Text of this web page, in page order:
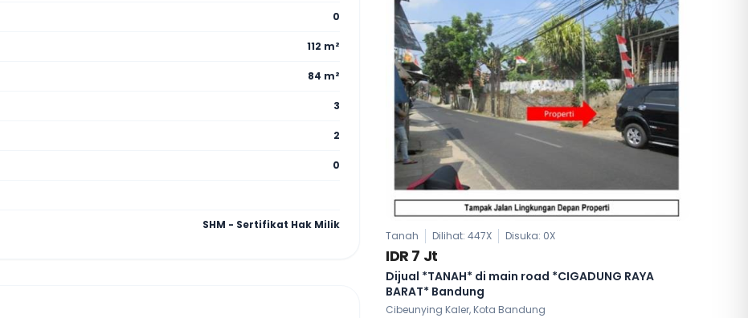
0
112 m²
84 m²
3
2
0
SHM - Sertifikat Hak Milik
Tanah Dilihat: 447X Disuka: 0X
IDR 7 Jt
Dijual *TANAH* di main road *CIGADUNG RAYA
BARAT* Bandung
Cibeunying Kaler, Kota Bandung